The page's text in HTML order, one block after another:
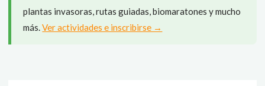
plantas invasoras, rutas guiadas, biomaratones y mucho
más.Ver actividades e inscribirse →